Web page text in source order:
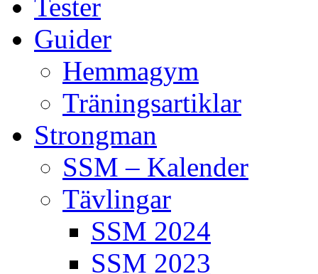
Tester
Guider
Hemmagym
Träningsartiklar
Strongman
SSM – Kalender
Tävlingar
SSM 2024
SSM 2023